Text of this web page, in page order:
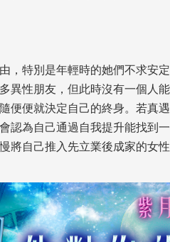
，特別是年輕時的她們不求安定
異性朋友，但此時沒有一個人
便便就決定自己的終身。若真
認為自己通過自我提升能找到
將自己推入先立業後成家的女性